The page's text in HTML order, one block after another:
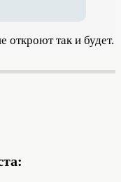
откроют так и будет.